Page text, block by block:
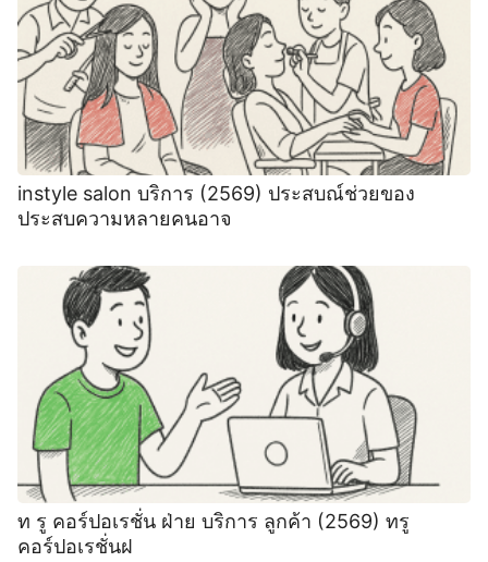
instyle salon บริการ (2569) ประสบณ์ช่วยของ
ประสบความหลายคนอาจ
ท รู คอร์ปอเรชั่น ฝ่าย บริการ ลูกค้า (2569) ทรู
คอร์ปอเรชั่นฝ